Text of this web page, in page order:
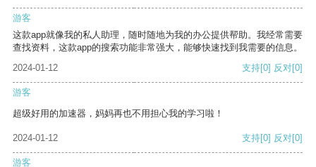
游客
这款app就像我的私人助理，随时随地为我的办公提供帮助。我经常需要
查找资料，这款app的搜索功能非常强大，能够快速找到我需要的信息。
2024-01-12
支持[0] 反对[0]
游客
超级好用的加速器，妈妈再也不用担心我的学习啦！
2024-01-12 支持[0] 反对[0]
游客